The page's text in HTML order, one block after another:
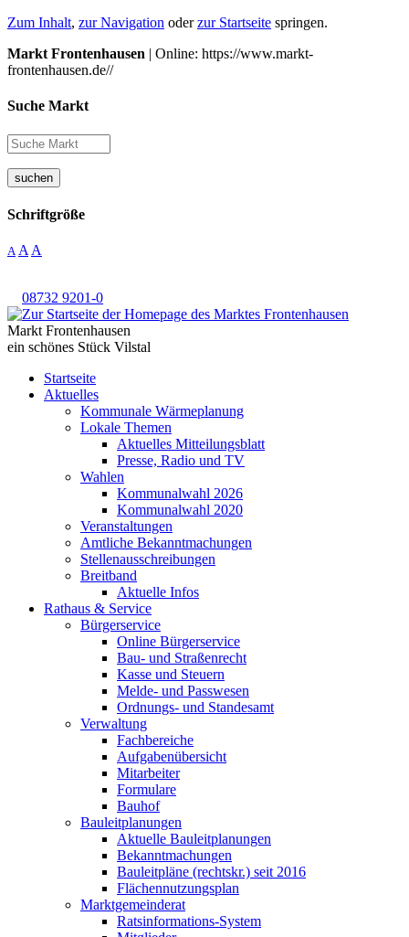
Zum Inhalt, zur Navigation oderzur Startseite springen.
Markt Frontenhausen | Online: https://www.markt-
frontenhausen.de//
Suche Markt
suchen
Schriftgröße
A A A
08732 9201-0
Markt Frontenhausen
ein schönes Stück Vilstal
Startseite
Aktuelles
Kommunale Wärmeplanung
Lokale Themen
Aktuelles Mitteilungsblatt
Presse, Radio und TV
Wahlen
Kommunalwahl 2026
Kommunalwahl 2020
Veranstaltungen
Amtliche Bekanntmachungen
Stellenausschreibungen
Breitband
Aktuelle Infos
Rathaus & Service
Bürgerservice
Online Bürgerservice
Bau- und Straßenrecht
Kasse und Steuern
Melde- und Passwesen
Ordnungs- und Standesamt
Verwaltung
Fachbereiche
Aufgabenübersicht
Mitarbeiter
Formulare
Bauhof
Bauleitplanungen
Aktuelle Bauleitplanungen
Bekanntmachungen
Bauleitpläne (rechtskr.) seit 2016
Flächennutzungsplan
Marktgemeinderat
Ratsinformations-System